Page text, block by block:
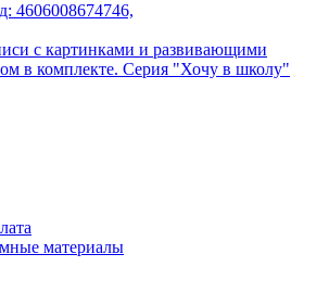
4606008674746,
с картинками и развивающими
в комплекте. Серия "Хочу в школу"
материалы